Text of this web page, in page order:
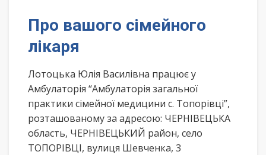
Про вашого сімейного
лікаря
Лотоцька Юлія Василівна працює у
Амбулаторія “Амбулаторія загальної
практики сімейної медицини с. Топорівці”,
розташованому за адресою: ЧЕРНІВЕЦЬКА
область, ЧЕРНІВЕЦЬКИЙ район, село
ТОПОРІВЦІ, вулиця Шевченка, 3